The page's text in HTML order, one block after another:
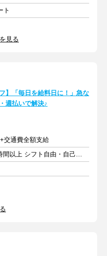
ト
見る
】「毎日を給料日に！」急な
週払いで解決♪
交通費全額支給
週4日以上 1日8時間以上 シフト自由・自己申告